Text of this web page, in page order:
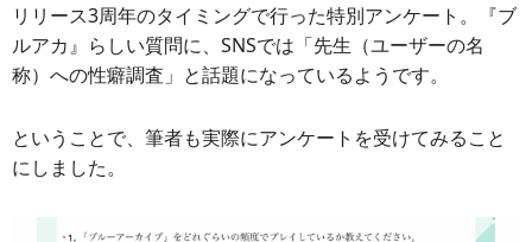
リリース3周年のタイミングで行った特別アンケート。『ブ
ルアカ』らしい質問に、SNSでは「先生（ユーザーの名
称）への性癖調査」と話題になっているようです。
ということで、筆者も実際にアンケートを受けてみること
にしました。